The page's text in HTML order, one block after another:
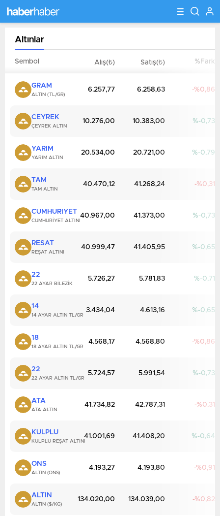
Altınlar
Sembol Alış(₺) Satış(₺) %Fark
GRAM
ALTIN (TL/GR)
6.257,77 6.258,63 0,86
CEYREK
ÇEYREK ALTIN
10.276,00 10.383,00 -0,73
YARIM
YARIM ALTIN
20.534,00 20.721,00 -0,79
TAM
TAM ALTIN
40.470,12 41.268,24 0,31
CUMHURIYET
CUMHURIYET ALTINI
40.967,00 41.373,00 -0,73
RESAT
REŞAT ALTINI
40.999,47 41.405,95 -0,65
22
22 AYAR BILEZIK
5.726,27 5.781,83 -0,71
14
14 AYAR ALTIN TL/GR
3.434,04 4.613,16 -0,65
18
18 AYAR ALTIN TL/GR
4.568,17 4.568,80 0,86
22
22 AYAR ALTIN TL/GR
5.724,57 5.991,54 -0,73
ATA
ATA ALTIN
41.734,82 42.787,31 0,31
KULPLU
KULPLU REŞAT ALTINI
41.001,69 41.408,20 -0,64
ONS
ALTIN (ONS)
4.193,27 4.193,80 0,91
ALTIN
ALTIN ($/KG)
134.020,00 134.039,00 0,82